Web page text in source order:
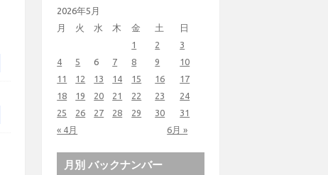
2026年5月
月
火 水 木 金 土 日
« 4月 6月 »
1 2
3
4
5 6 7 8 9
10
11
12 13 14 15 16
17
18
19 20 21 22 23
24
25
26 27 28 29 30 31
月別 バックナンバー